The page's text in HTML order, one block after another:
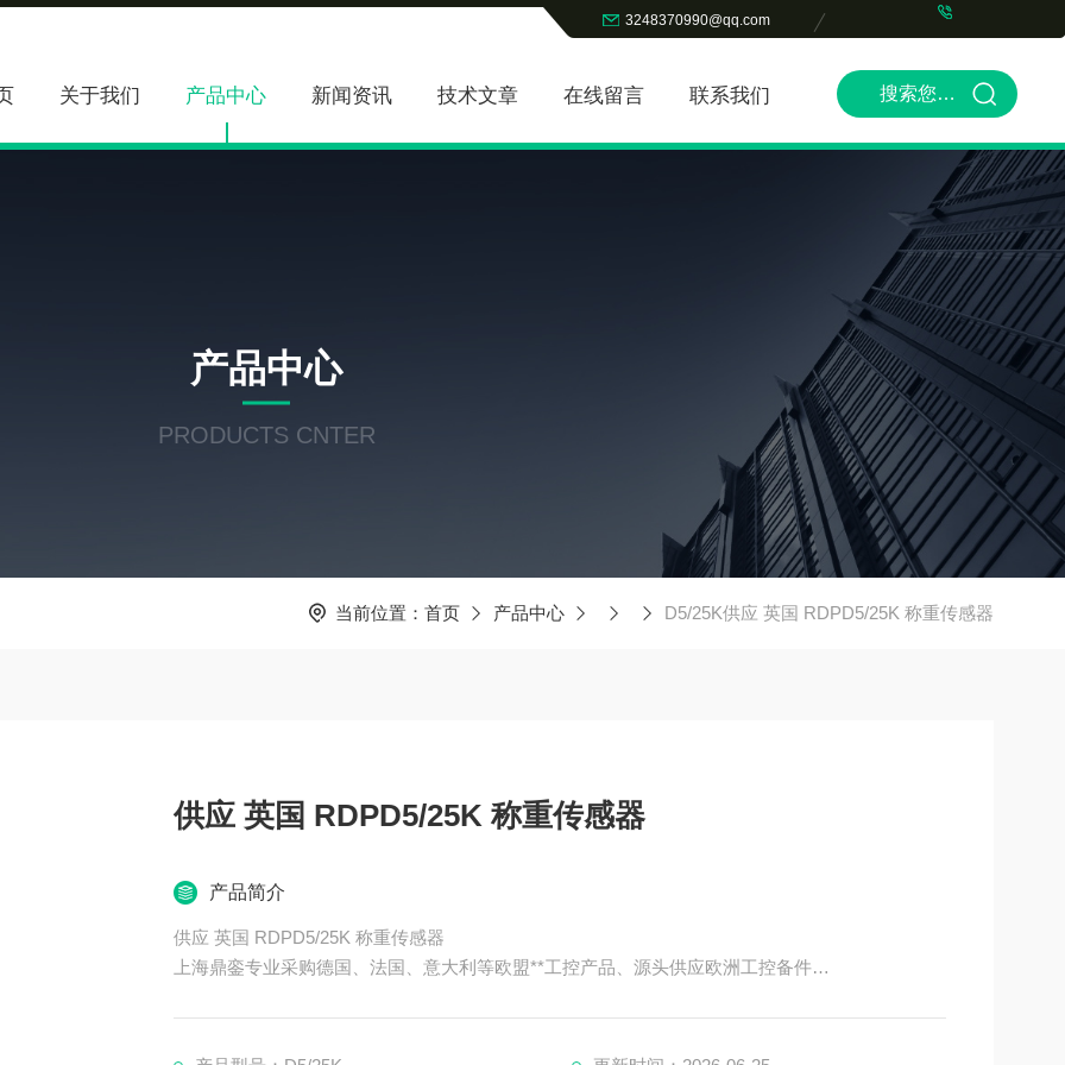
3248370990@qq.com
关于我们 产品中心 新闻资讯 技术文章 在线留言 联系我们
产品中心
PRODUCTS CNTER
当前位置： 首页 产品中心 D5/25K供应 英国 RDPD5/25K 称重传感器
供应 英国 RDPD5/25K 称重传感器
产品简介
供应 英国 RDPD5/25K 称重传感器
上海鼎銮专业采购德国、法国、意大利等欧盟**工控产品、源头供应欧洲工控备件